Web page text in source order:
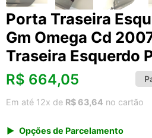
Porta Traseira
Gm Omega Cd
Traseira Esquerdo
R$ 664,05
Em até 12x de R$ 63,64 no cartão
Opções de Parcelamento